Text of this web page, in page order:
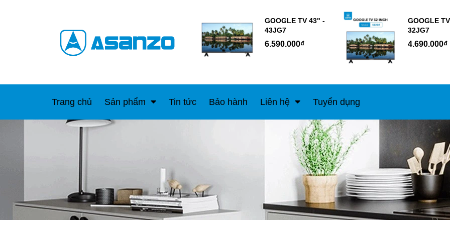
GOOGLE TV 43" -
43JG7
6.590.000₫
GOOGLE
32JG7
4.690.000₫
Trang chủ Sản phẩm Tin tức Bảo hành Liên hệ Tuyển dụng